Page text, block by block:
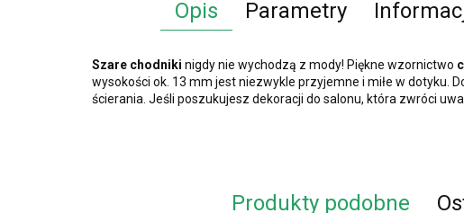
Opis Parametry
Szare chodniki nigdy nie wychodzą z mody! Piękne wzornictwo
wysokości ok. 13 mm jest niezwykle przyjemne i miłe w dotyku.
ścierania. Jeśli poszukujesz dekoracji do salonu, która zwróci
Produkty podobne